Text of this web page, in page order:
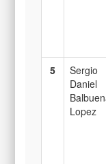
5
Sergio
Daniel
Lopez